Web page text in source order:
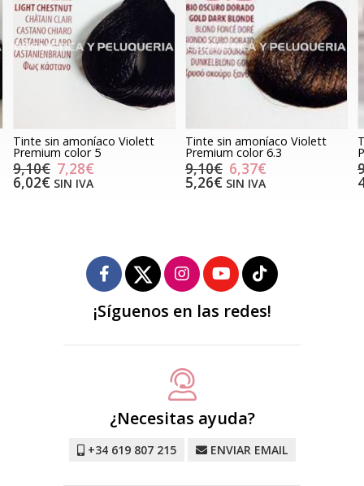
Tinte sin amoníaco Violett
Premium color 5
9,10€ 7,28€
6,02€ SIN IVA
Tinte sin amoníaco Violett
Premium color 6.3
9,10€ 6,37€
5,26€ SIN IVA
¡Síguenos en las redes!
¿Necesitas ayuda?
+34 619 807 215 ENVIAR EMAIL